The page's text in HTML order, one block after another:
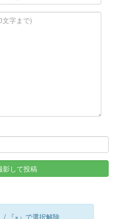
影して投稿
/ 『×』で選択解除